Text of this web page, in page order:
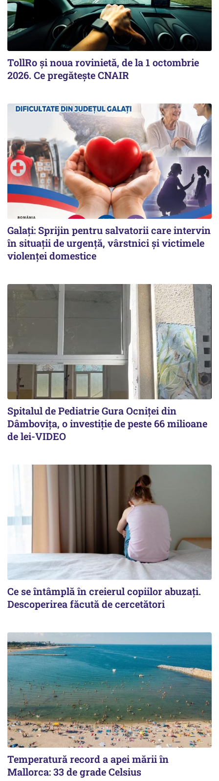
TollRo şi noua rovinietă, de la 1 octombrie
2026. Ce pregăteşte CNAIR
Galați: Sprijin pentru salvatorii care intervin
în situații de urgență, vârstnici și victimele
violenței domestice
Spitalul de Pediatrie Gura Ocniței din
Dâmbovița, o investiție de peste 66 milioane
de lei-VIDEO
Ce se întâmplă în creierul copiilor abuzați.
Descoperirea făcută de cercetători
Temperatură record a apei mării în
Mallorca: 33 de grade Celsius